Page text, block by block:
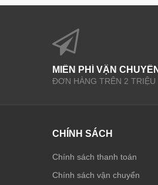
MIỄN PHÍ VẬN CHUYỂN
ĐƠN HÀNG TRÊN 2 TRIỆU
CHÍNH SÁCH
Chính sách thanh toán
Chính sách vận chuyển